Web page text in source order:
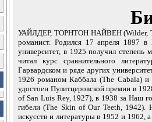
УАЙЛДЕР, ТОРНТОН НАЙВЕН (Wilder,
романист. Родился 17 апреля 1897
университет, в 1925 получил степень
читал курс сравнительного
Гарвардском и ряде других
1926 романом Каббала (The Cabala)
удостоен Пулитцеровской премии в
of San Luis Rey, 1927), в 1938 за Наш
гибели (The Skin of Our Teeth, 1942).
искусств и литературы в 1952 и 1962,